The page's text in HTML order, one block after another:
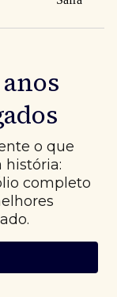
o que
história:
completo